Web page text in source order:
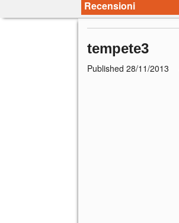
Recensioni
tempete3
Published 28/11/2013